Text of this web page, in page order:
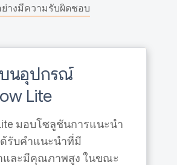
ย่างมีความรับผิดชอบ
บนอุปกรณ์
Lite
มอบโซลูชันการแนะนำ
รับคำแนะนำที่มี
และมีคุณภาพสูง ในขณะ